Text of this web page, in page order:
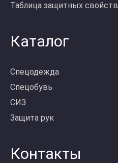
Таблица защитных свойств
Каталог
Спецодежда
Спецобувь
СИЗ
Защита рук
Контакты